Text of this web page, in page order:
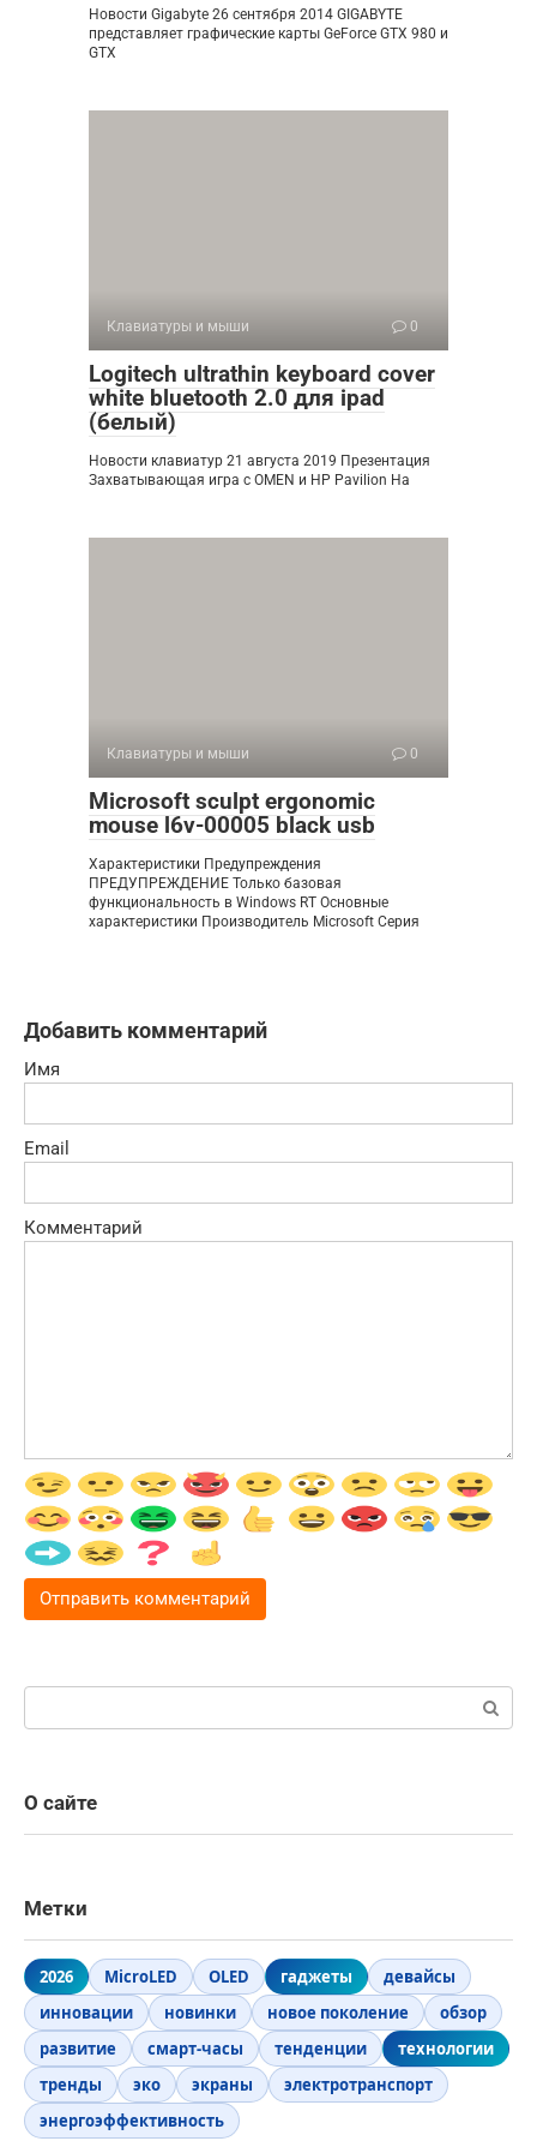
Новости Gigabyte 26 сентября 2014 GIGABYTE
представляет графические карты GeForce GTX 980 и
GTX
Клавиатуры и мыши 0
Logitech ultrathin keyboard cover
white bluetooth 2.0 для ipad
(белый)
Новости клавиатур 21 августа 2019 Презентация
Захватывающая игра с OMEN и HP Pavilion На
Клавиатуры и мыши 0
Microsoft sculpt ergonomic
mouse l6v-00005 black usb
Характеристики Предупреждения
ПРЕДУПРЕЖДЕНИЕ Только базовая
функциональность в Windows RT Основные
характеристики Производитель Microsoft Серия
Добавить комментарий
Имя
Email
Комментарий
Поиск:
О сайте
Метки
2026 MicroLED OLED гаджеты
девайсы
инновации
новинки новое поколение
обзор
развитие
смарт-часы тенденции
технологии
тренды
эко экраны
электротранспорт
энергоэффективность